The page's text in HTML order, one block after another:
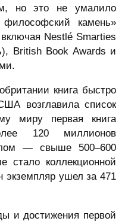
но это не умалило
камень»
Nestlé Smarties
British Book Awards и
книга быстро
возглавила список
миру первая книга
120 миллионов
— свыше 500–600
стало коллекционной
экземпляр ушел за 471
и достижения первой